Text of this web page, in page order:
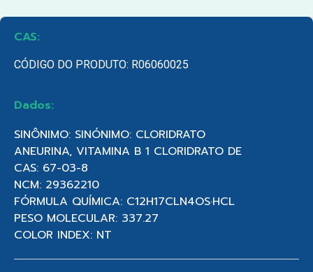
CAS:
CÓDIGO DO PRODUTO: R06060025
Dados:
SINÔNIMO: SINÓNIMO: CLORIDRATO
ANEURINA, VITAMINA B 1 CLORIDRATO DE
CAS: 67-03-8
NCM: 29362210
FÓRMULA QUÍMICA: C12H17CLN4OS·HCL
PESO MOLECULAR: 337.27
COLOR INDEX: NT